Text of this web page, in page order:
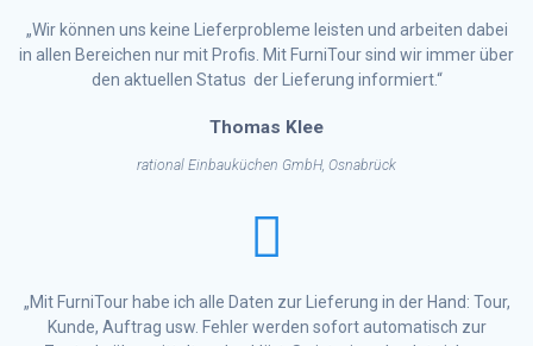
„Wir können uns keine Lieferprobleme leisten und arbeiten dabei
in allen Bereichen nur mit Profis. Mit FurniTour sind wir immer über
den aktuellen Status der Lieferung informiert.“
Thomas Klee
rational Einbauküchen GmbH, Osnabrück
„Mit FurniTour habe ich alle Daten zur Lieferung in der Hand: Tour,
Kunde, Auftrag usw. Fehler werden sofort automatisch zur